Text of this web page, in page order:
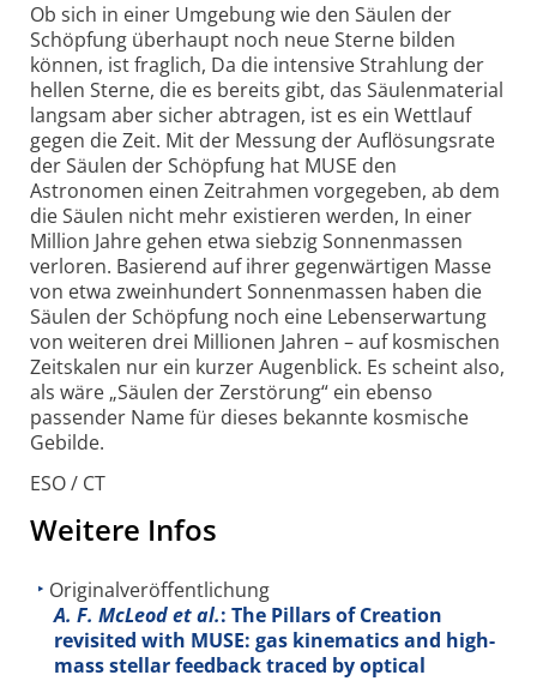
Ob sich in einer Umgebung wie den Säulen der
Schöpfung überhaupt noch neue Sterne bilden
können, ist fraglich, Da die intensive Strahlung der
hellen Sterne, die es bereits gibt, das Säulenmaterial
langsam aber sicher abtragen, ist es ein Wettlauf
gegen die Zeit. Mit der Messung der Auflösungsrate
der Säulen der Schöpfung hat MUSE den
Astronomen einen Zeitrahmen vorgegeben, ab dem
die Säulen nicht mehr existieren werden, In einer
Million Jahre gehen etwa siebzig Sonnenmassen
verloren. Basierend auf ihrer gegenwärtigen Masse
von etwa zweinhundert Sonnenmassen haben die
Säulen der Schöpfung noch eine Lebenserwartung
von weiteren drei Millionen Jahren – auf kosmischen
Zeitskalen nur ein kurzer Augenblick. Es scheint also,
als wäre „Säulen der Zerstörung“ ein ebenso
passender Name für dieses bekannte kosmische
Gebilde.
ESO / CT
Weitere Infos
Originalveröffentlichung
A. F. McLeod et al.: The Pillars of Creation
revisited with MUSE: gas kinematics and high-
mass stellar feedback traced by optical